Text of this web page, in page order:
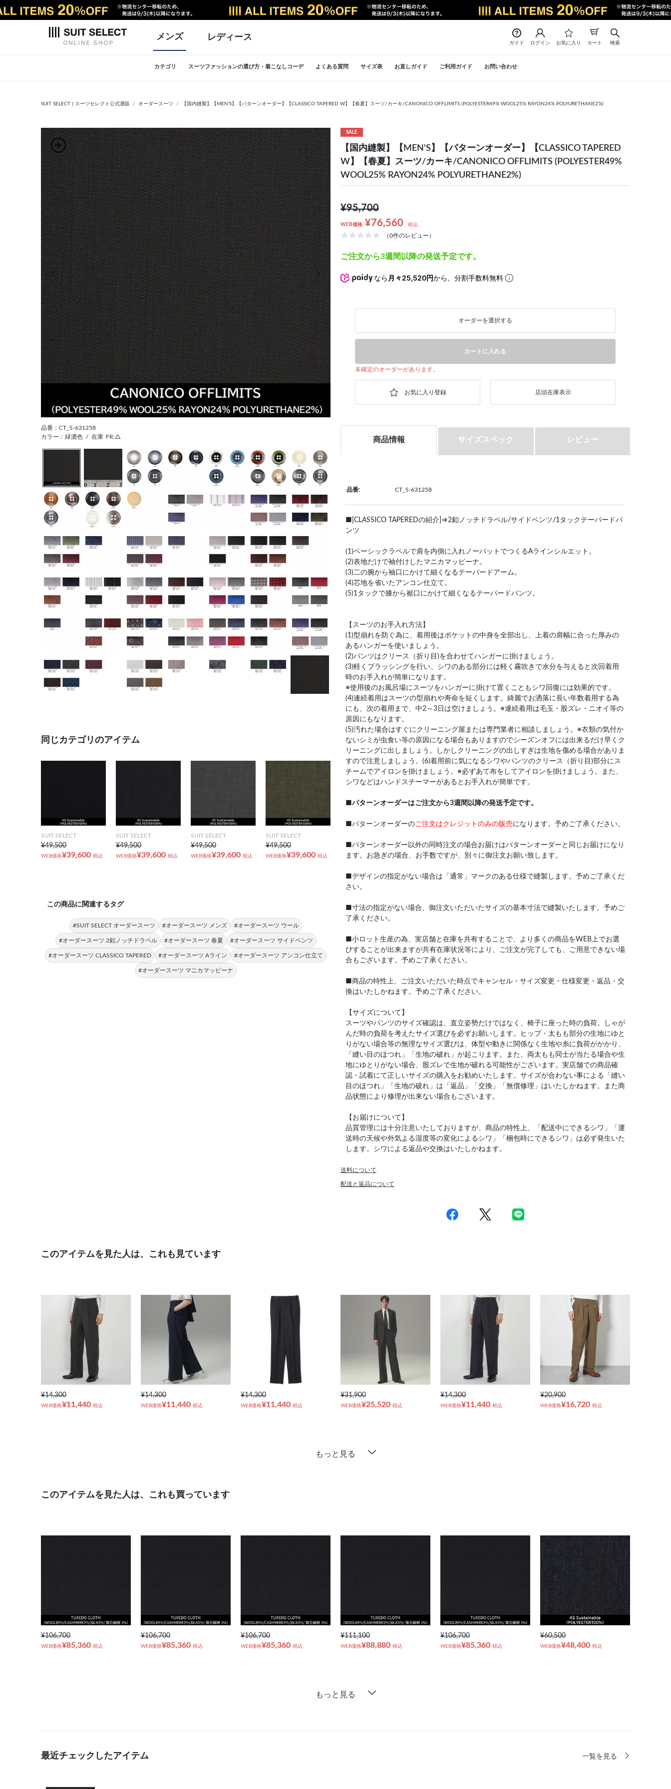
メンズ レディース
ガイド ログイン お気に入り カート 検索
カテゴリ スーツファッションの選び方・着こなしコーデ よくある質問 サイズ表 お直しガイド ご利用ガイド お問い合わせ
SUIT SELECT | スーツセレクト公式通販 オーダースーツ 【国内縫製】【MEN'S】【パターンオーダー】【CLASSICO TAPERED W】【春夏】スーツ/カーキ/CANONICO OFFLIMITS (POLYESTER49% WOOL25% RAYON24% POLYURETHANE2%)
前の画像 次の画像
品番：CT_S-631258
カラー：緑濃色 / 在庫 FR:△
同じカテゴリのアイテム
SUIT SELECT
¥49,500
WEB価格¥39,600 税込
SUIT SELECT
¥49,500
WEB価格¥39,600 税込
SUIT SELECT
¥49,500
WEB価格¥39,600 税込
SUIT SELECT
¥49,500
WEB価格¥39,600 税込
この商品に関連するタグ
#SUIT SELECT オーダースーツ #オーダースーツ メンズ #オーダースーツ ウール
#オーダースーツ 2釦ノッチドラペル #オーダースーツ 春夏 #オーダースーツ サイドベンツ
#オーダースーツ CLASSICO TAPERED #オーダースーツ Aライン #オーダースーツ アンコン仕立て
#オーダースーツ マニカマッピーナ
SALE
【国内縫製】【MEN'S】【パターンオーダー】【CLASSICO TAPERED
W】【春夏】スーツ/カーキ/CANONICO OFFLIMITS (POLYESTER49%
WOOL25% RAYON24% POLYURETHANE2%)
¥95,700
WEB価格 ¥76,560 税込
（0件のレビュー）
ご注文から3週間以降の発送予定です。
なら 月々25,520円から。分割手数料無料
オーダーを選択する
カートに入れる
未確定のオーダーがあります。
店頭在庫表示
商品情報 サイズスペック レビュー
品番: CT_S-631258
■[CLASSICO TAPEREDの紹介]⇒2釦ノッチドラペル/サイドベンツ/1タックテーパードパ
ンツ
(1)ベーシックラペルで肩を内側に入れノーパットでつくるAラインシルエット。
(2)表地だけで袖付けしたマニカマッピーナ。
(3)二の腕から袖口にかけて細くなるテーパードアーム。
(4)芯地を省いたアンコン仕立て。
(5)1タックで膝から裾口にかけて細くなるテーパードパンツ。
【スーツのお手入れ方法】
(1)型崩れを防ぐ為に、着用後はポケットの中身を全部出し、上着の肩幅に合った厚みの
あるハンガーを使いましょう。
(2)パンツはクリース（折り目)を合わせてハンガーに掛けましょう。
(3)軽くブラッシングを行い、シワのある部分には軽く霧吹きで水分を与えると次回着用
時のお手入れが簡単になります。
※使用後のお風呂場にスーツをハンガーに掛けて置くこともシワ回復には効果的です。
(4)連続着用はスーツの型崩れや寿命を短くします。綺麗でお洒落に長い年数着用する為
にも、次の着用まで、中2～3日は空けましょう。※連続着用は毛玉・股ズレ・ニオイ等の
原因にもなります。
(5)汚れた場合はすぐにクリーニング屋または専門業者に相談しましょう。※衣類の気付か
ないシミが虫食い等の原因になる場合もありますのでシーズンオフには出来るだけ早くク
リーニングに出しましょう。しかしクリーニングの出しすぎは生地を傷める場合がありま
すので注意しましょう。(6)着用前に気になるシワやパンツのクリース（折り目)部分にス
チームでアイロンを掛けましょう。※必ずあて布をしてアイロンを掛けましょう。また、
シワなどはハンドスチーマーがあるとお手入れが簡単です。
パターンオーダーはご注文から3週間以降の発送予定です。
■パターンオーダーのご注文はクレジットのみの販売になります。予めご了承ください。
■パターンオーダー以外の同時注文の場合お届けはパターンオーダーと同じお届けになり
ます。お急ぎの場合、お手数ですが、別々に御注文お願い致します。
■デザインの指定がない場合は「通常」マークのある仕様で縫製します。予めご了承くだ
さい。
■寸法の指定がない場合、御注文いただいたサイズの基本寸法で縫製いたします。予めご
了承ください。
■小ロット生産の為、実店舗と在庫を共有することで、より多くの商品をWEB上でお選
びすることが出来ますが共有在庫状況等により、ご注文が完了しても、ご用意できない場
合もございます。予めご了承ください。
■商品の特性上、ご注文いただいた時点でキャンセル・サイズ変更・仕様変更・返品・交
換はいたしかねます。予めご了承ください。
【サイズについて】
スーツやパンツのサイズ確認は、直立姿勢だけではなく、椅子に座った時の負荷。しゃが
んだ時の負荷を考えたサイズ選びを必ずお願いします。ヒップ・太もも部分の生地にゆと
りがない場合等の無理なサイズ選びは、体型や動きに関係なく生地や糸に負荷がかかり、
「縫い目のほつれ」「生地の破れ」が起こります。また、両太もも同士が当たる場合や生
地にゆとりがない場合、股ズレで生地が破れる可能性がございます。実店舗での商品確
認・試着にて正しいサイズの購入をお勧めいたします。サイズが合わない事による「縫い
目のほつれ」「生地の破れ」は「返品」「交換」「無償修理」はいたしかねます。また商
品状態により修理が出来ない場合もございます。
【お届けについて】
品質管理には十分注意いたしておりますが、商品の特性上、「配送中にできるシワ」「運
送時の天候や外気よる湿度等の変化によるシワ」「梱包時にできるシワ」は必ず発生いた
します。シワによる返品や交換はいたしかねます。
送料について
配送と返品について
このアイテムを見た人は、これも見ています
¥14,300
WEB価格¥11,440 税込
¥14,300
WEB価格¥11,440 税込
¥14,300
WEB価格¥11,440 税込
¥31,900
WEB価格¥25,520 税込
¥14,300
WEB価格¥11,440 税込
¥20,900
WEB価格¥16,720 税込
もっと見る
このアイテムを見た人は、これも買っています
¥106,700
WEB価格¥85,360 税込
¥106,700
WEB価格¥85,360 税込
¥106,700
WEB価格¥85,360 税込
¥111,100
WEB価格¥88,880 税込
¥106,700
WEB価格¥85,360 税込
¥60,500
WEB価格¥48,400 税込
もっと見る
最近チェックしたアイテム 一覧を見る